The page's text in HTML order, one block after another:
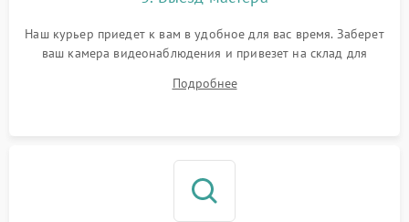
Наш курьер приедет к вам в удобное для вас время. Заберет
ваш камера видеонаблюдения и привезет на склад для
Подробнее